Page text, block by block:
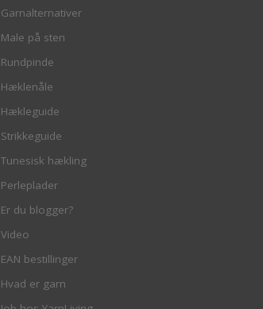
Garnalternativer
Male på sten
Rundpinde
Hæklenåle
Hækleguide
Strikkeguide
Tunesisk hækling
Perleplader
Er du blogger?
Video
EAN bestillinger
Hvad er garn